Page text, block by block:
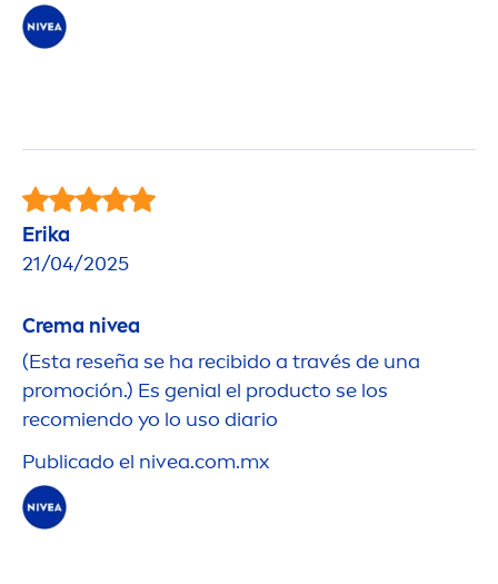
Erika
21/04/2025
Crema nivea
(Esta reseña se ha recibido a través de una
promoción.) Es genial el producto se los
recomiendo yo lo uso diario
Publicado el nivea.com.mx